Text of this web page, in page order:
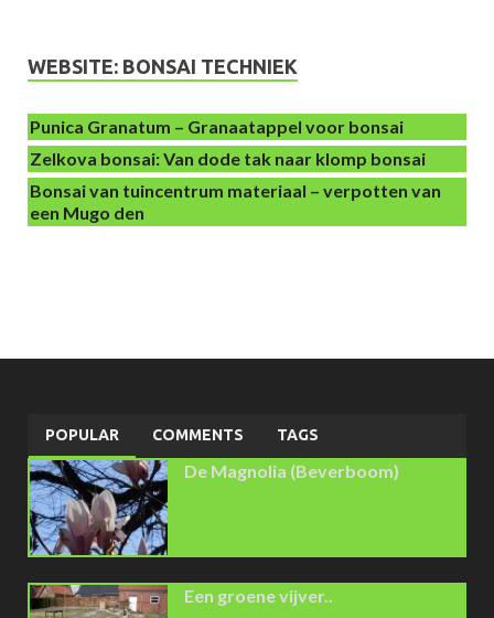
WEBSITE: BONSAI TECHNIEK
Punica Granatum – Granaatappel voor bonsai
Zelkova bonsai: Van dode tak naar klomp bonsai
Bonsai van tuincentrum materiaal – verpotten van
een Mugo den
POPULAR COMMENTS TAGS
De Magnolia (Beverboom)
Een groene vijver..